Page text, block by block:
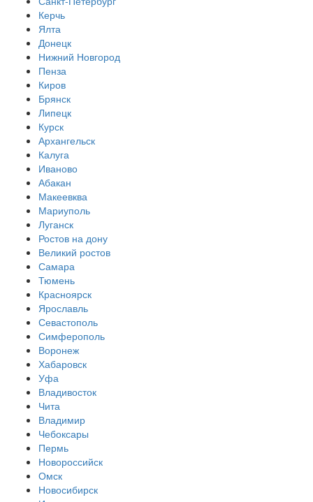
Керчь
Ялта
Донецк
Нижний Новгород
Пенза
Киров
Брянск
Липецк
Курск
Архангельск
Калуга
Иваново
Абакан
Макеевква
Мариуполь
Луганск
Ростов на дону
Великий ростов
Самара
Тюмень
Красноярск
Ярославль
Севастополь
Симферополь
Воронеж
Хабаровск
Уфа
Владивосток
Чита
Владимир
Чебоксары
Пермь
Новороссийск
Омск
Новосибирск